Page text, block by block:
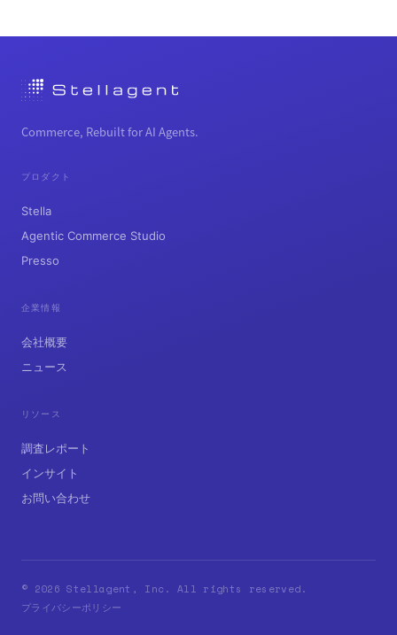
Commerce, Rebuilt for AI Agents.
プロダクト
Stella
Agentic Commerce Studio
Presso
企業情報
会社概要
ニュース
リソース
調査レポート
インサイト
お問い合わせ
© 2026 Stellagent, Inc. All rights reserved.
プライバシーポリシー